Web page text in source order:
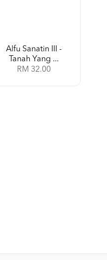
Alfu Sanatin III -
Tanah Yang ...
RM 32.00